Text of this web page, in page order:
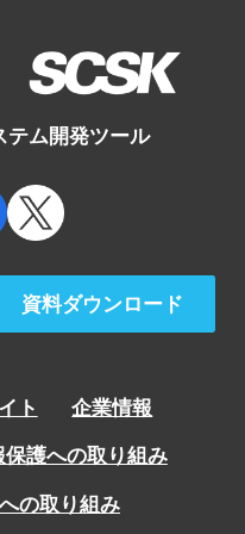
テム開発ツール
資料ダウンロード
ト 企業情報
保護への取り組み
の取り組み